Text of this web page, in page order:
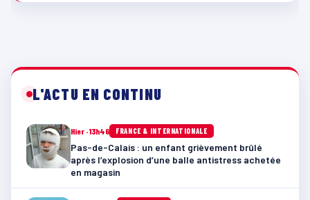
L'ACTU EN CONTINU
Hier · 13h46 FRANCE & INTERNATIONALE
Pas-de-Calais : un enfant grièvement brûlé
après l’explosion d’une balle antistress achetée
en magasin